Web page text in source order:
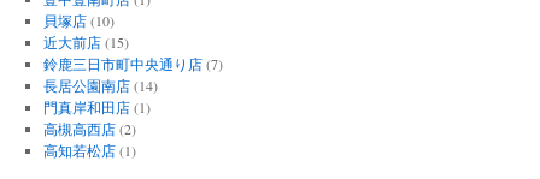
貝塚店(10)
近大前店(15)
鈴鹿三日市町中央通り店(7)
長居公園南店(14)
門真岸和田店(1)
高槻高西店(2)
高知若松店(1)